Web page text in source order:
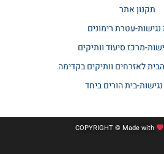
תקנון אתר​
עטרת רימונים
מרכז סיעוד וותיקים
לאזרחים וותיקים בקדימה
בית הורים ביחד
COPYRIGHT © Made with